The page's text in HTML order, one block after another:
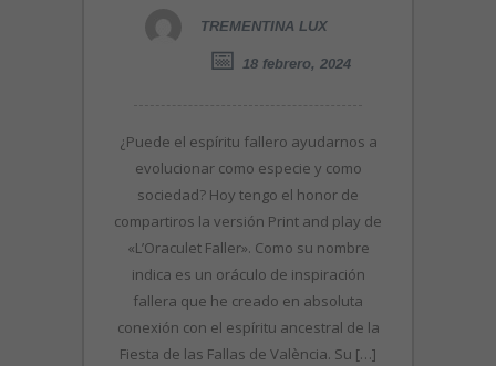
TREMENTINA LUX
18 febrero, 2024
¿Puede el espíritu fallero ayudarnos a
evolucionar como especie y como
sociedad? Hoy tengo el honor de
compartiros la versión Print and play de
«L’Oraculet Faller». Como su nombre
indica es un oráculo de inspiración
fallera que he creado en absoluta
conexión con el espíritu ancestral de la
Fiesta de las Fallas de València. Su […]